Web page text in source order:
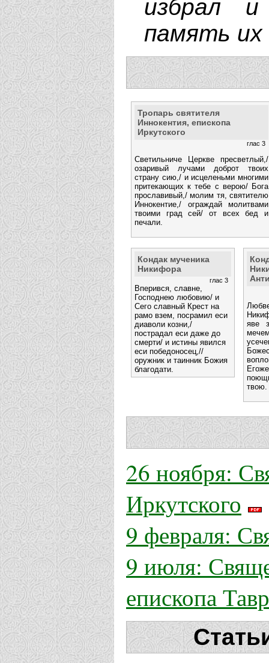
избрал
память их
Тропарь святителя
Иннокентия, епископа
Иркутского
глас 3
Светильниче Церкве пресветлый,/
озаривый лучами доброт твоих
страну сию,/ и исцеленьми многими
притекающих к тебе с верою/ Бога
прославивый,/ молим тя, святителю
Иннокентие,/ ограждай молитвами
твоими град сей/ от всех бед и
печали.
Кондак мученика
Никифора
глас 3
Вперився, славне,
Господнею любовию/ и
Сего славный Крест на
рамо взем, посрамил еси
диаволи козни,/
пострадал еси даже до
смерти/ и истины явился
еси победоносец,//
оружник и таинник Божия
благодати.
яве
твою.
26 ноября:
Иркутского
9 февраля:
9 июля:
епископа